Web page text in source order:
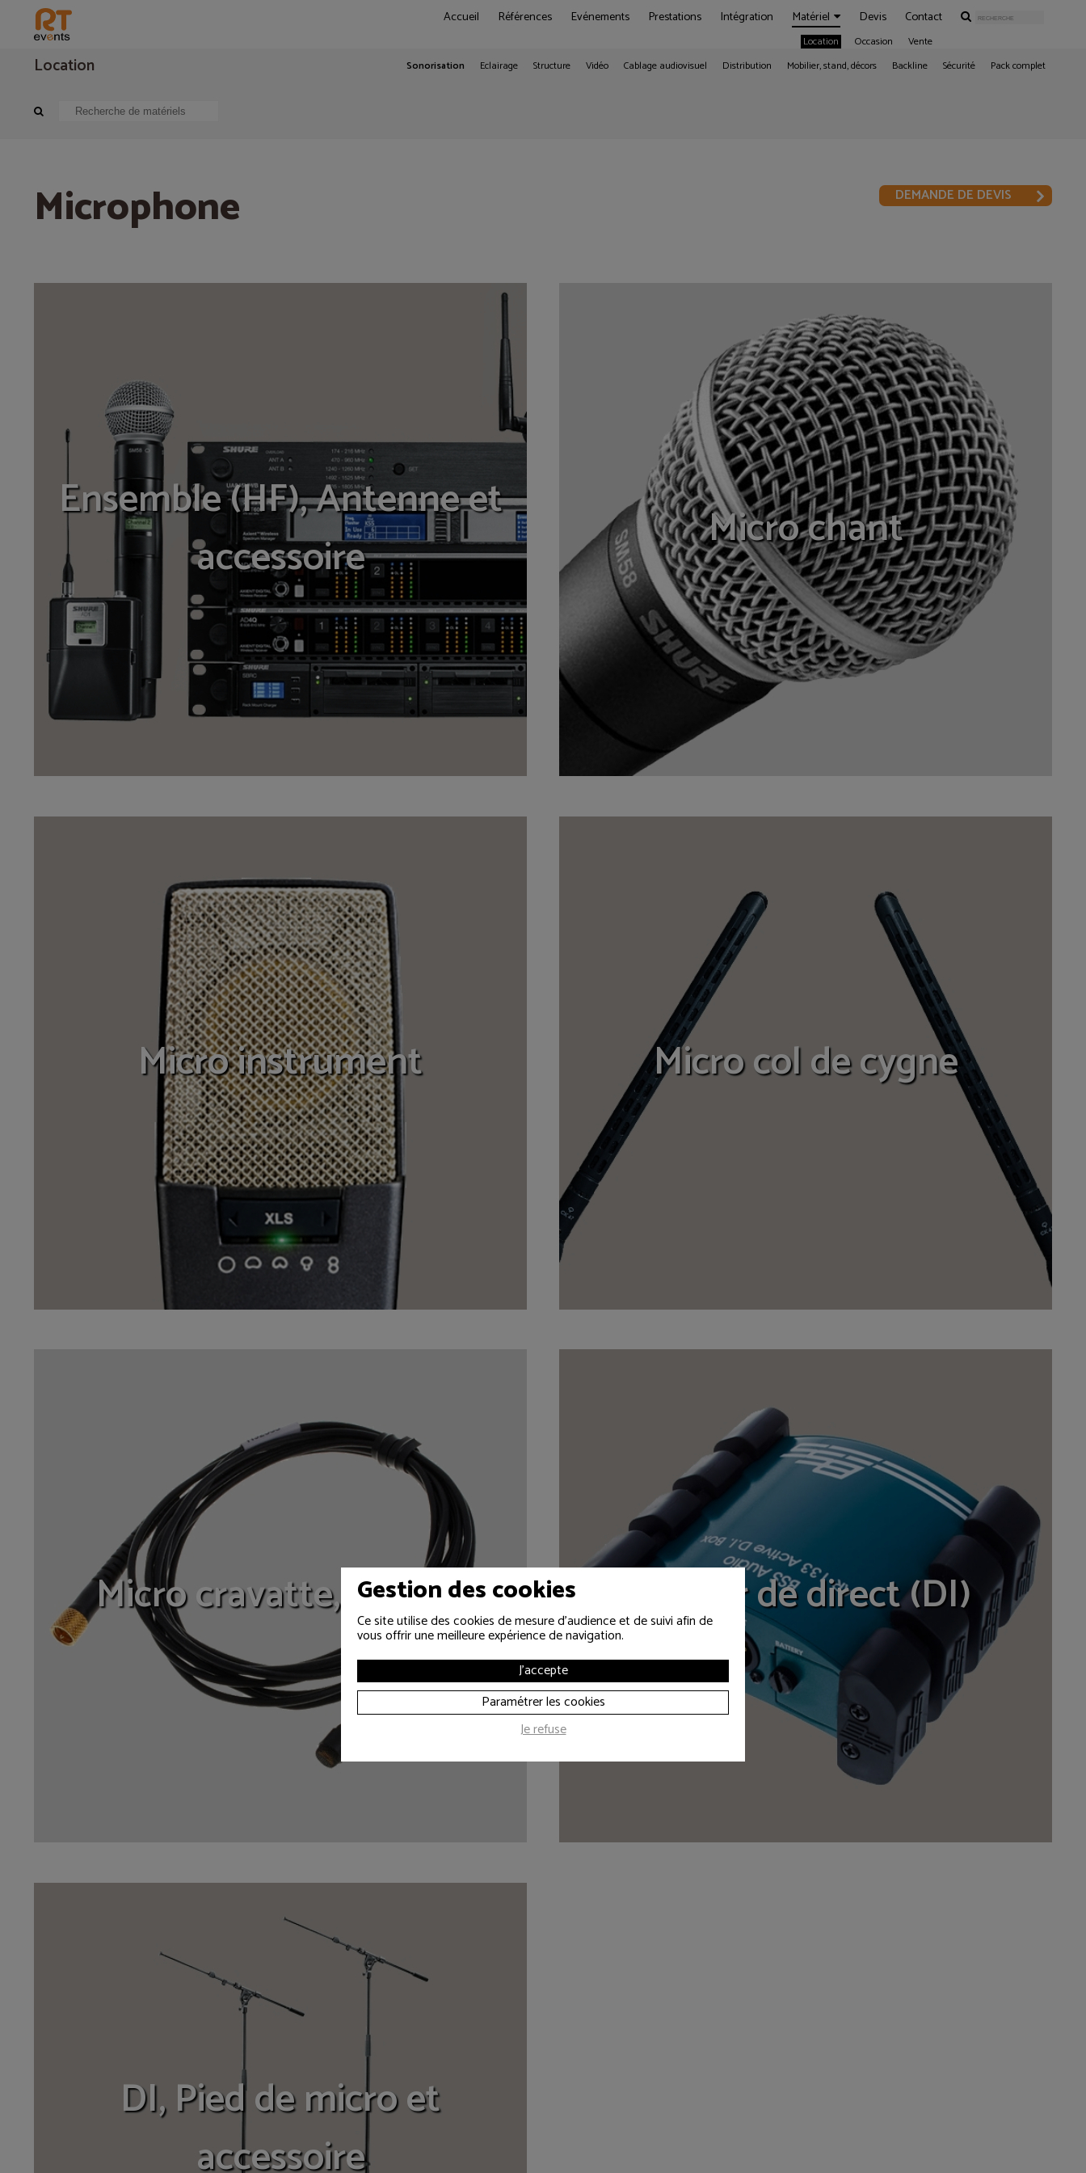
Accueil Références Evénements Prestations Intégration Matériel
Location Occasion Vente
Devis Contact
Location Sonorisation Eclairage Structure Vidéo Cablage audiovisuel Distribution Mobilier, stand, décors Backline Sécurité Pack complet
Sonorisation Microphone
Microphone DEMANDE DE DEVIS
Ensemble (HF), Antenne et
accessoire
Micro chant
Micro instrument Micro col de cygne
Micro cravatte, casque Boitier de direct (DI)
DI, Pied de micro et
accessoire
Gestion des cookies
Ce site utilise des cookies de mesure d'audience et de suivi afin de
vous offrir une meilleure expérience de navigation.
J'accepte
Paramétrer les cookies
Je refuse